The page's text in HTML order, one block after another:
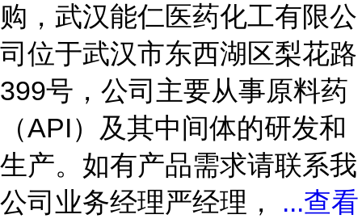
购，武汉能仁医药化工有限公
司位于武汉市东西湖区梨花路
399号，公司主要从事原料药
（API）及其中间体的研发和
生产。如有产品需求请联系我
公司业务经理严经理， ...查看